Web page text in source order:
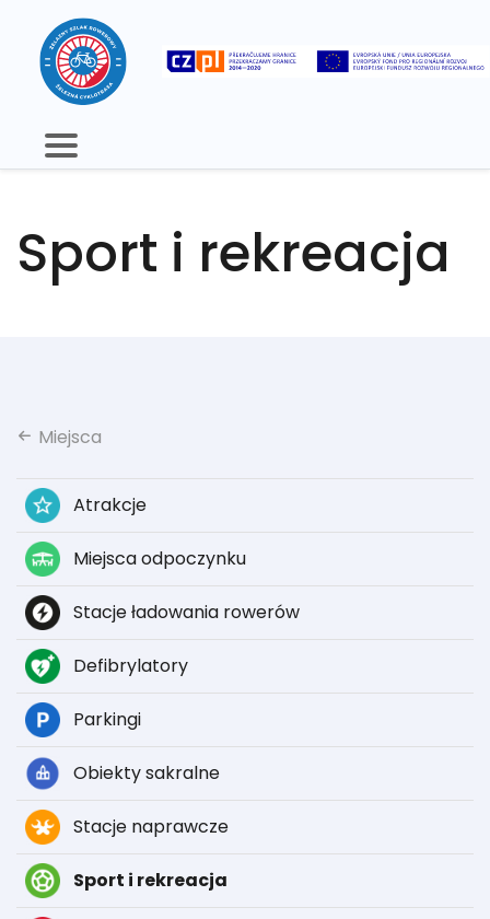
Sport i rekreacja
Miejsca
Atrakcje
Miejsca odpoczynku
Stacje ładowania rowerów
Defibrylatory
Parkingi
Obiekty sakralne
Stacje naprawcze
Sport i rekreacja